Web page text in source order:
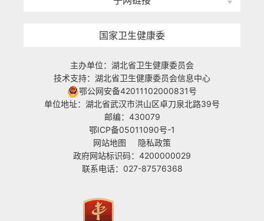
国家卫生健康委
主办单位：湖北省卫生健康委员会
技术支持：湖北省卫生健康委员会信息中心
鄂公网安备42011102000831号
单位地址：湖北省武汉市洪山区卓刀泉北路39号
邮编：430079
鄂ICP备05011090号-1
网站地图
隐私政策
政府网站标识码：4200000029
联系电话：027-87576368